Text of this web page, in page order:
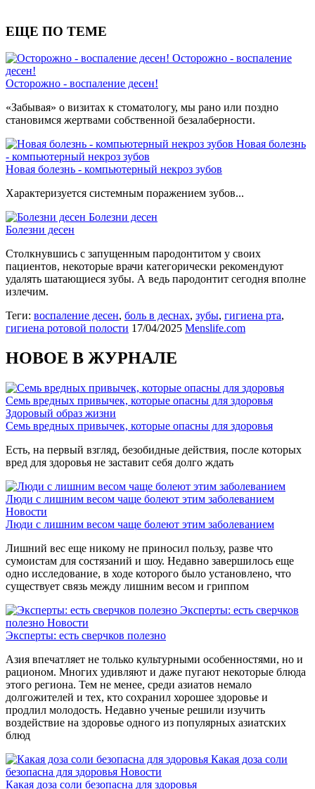
ЕЩЕ ПО ТЕМЕ
Осторожно - воспаление
десен!
Осторожно - воспаление десен!
«Забывая» о визитах к стоматологу, мы рано или поздно
становимся жертвами собственной безалаберности.
Новая болезнь
- компьютерный некроз зубов
Новая болезнь - компьютерный некроз зубов
Характеризуется системным поражением зубов...
Болезни десен
Болезни десен
Столкнувшись с запущенным пародонтитом у своих
пациентов, некоторые врачи категорически рекомендуют
удалять шатающиеся зубы. А ведь пародонтит сегодня вполне
излечим.
Теги: воспаление десен, боль в деснах, зубы, гигиена рта,
гигиена ротовой полости 17/04/2025 Menslife.com
НОВОЕ В ЖУРНАЛЕ
Семь вредных привычек, которые опасны для здоровья
Здоровый образ жизни
Семь вредных привычек, которые опасны для здоровья
Есть, на первый взгляд, безобидные действия, после которых
вред для здоровья не заставит себя долго ждать
Люди с лишним весом чаще болеют этим заболеванием
Новости
Люди с лишним весом чаще болеют этим заболеванием
Лишний вес еще никому не приносил пользу, разве что
сумоистам для состязаний и шоу. Недавно завершилось еще
одно исследование, в ходе которого было установлено, что
существует связь между лишним весом и гриппом
Эксперты: есть сверчков
полезно Новости
Эксперты: есть сверчков полезно
Азия впечатляет не только культурными особенностями, но и
рационом. Многих удивляют и даже пугают некоторые блюда
этого региона. Тем не менее, среди азиатов немало
долгожителей и тех, кто сохранил хорошее здоровье и
продлил молодость. Недавно ученые решили изучить
воздействие на здоровье одного из популярных азиатских
блюд
Какая доза соли
безопасна для здоровья Новости
Какая доза соли безопасна для здоровья